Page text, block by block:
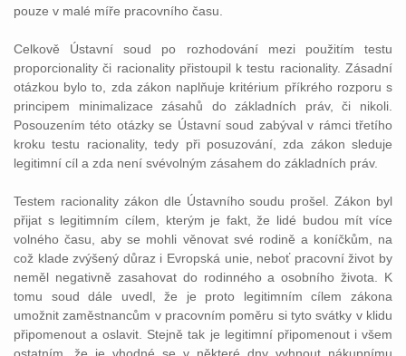
pouze v malé míře pracovního času.
Celkově Ústavní soud po rozhodování mezi použitím testu
proporcionality či racionality přistoupil k testu racionality. Zásadní
otázkou bylo to, zda zákon naplňuje kritérium příkrého rozporu s
principem minimalizace zásahů do základních práv, či nikoli.
Posouzením této otázky se Ústavní soud zabýval v rámci třetího
kroku testu racionality, tedy při posuzování, zda zákon sleduje
legitimní cíl a zda není svévolným zásahem do základních práv.
Testem racionality zákon dle Ústavního soudu prošel. Zákon byl
přijat s legitimním cílem, kterým je fakt, že lidé budou mít více
volného času, aby se mohli věnovat své rodině a koníčkům, na
což klade zvýšený důraz i Evropská unie, neboť pracovní život by
neměl negativně zasahovat do rodinného a osobního života. K
tomu soud dále uvedl, že je proto legitimním cílem zákona
umožnit zaměstnancům v pracovním poměru si tyto svátky v klidu
připomenout a oslavit. Stejně tak je legitimní připomenout i všem